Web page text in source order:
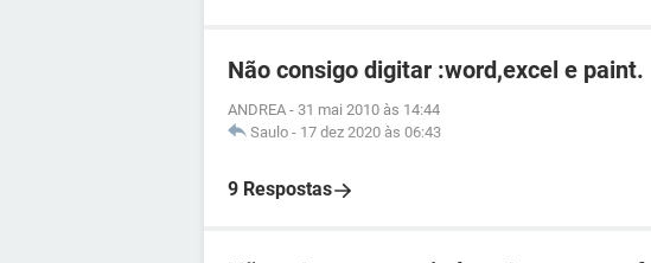
Não consigo digitar :word,excel e paint.
ANDREA - 31 mai 2010 às 14:44
Saulo - 17 dez 2020 às 06:43
9 Respostas